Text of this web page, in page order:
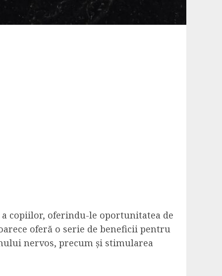
copiilor, oferindu-le oportunitatea de
oferă o serie de beneficii pentru
nervos, precum și stimularea